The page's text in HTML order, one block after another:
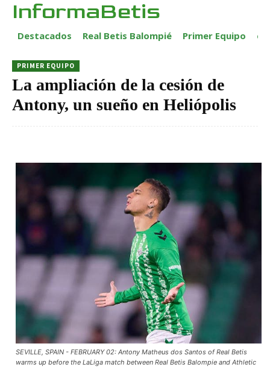
InformaBetis
Destacados Real Betis Balompié Primer Equipo
PRIMER EQUIPO
La ampliación de la cesión de
Antony, un sueño en Heliópolis
SEVILLE, SPAIN - FEBRUARY 02: Antony Matheus dos Santos of Real Betis
warms up before the LaLiga match between Real Betis Balompie and Athletic